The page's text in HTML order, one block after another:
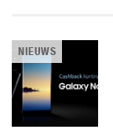
NIEUWS